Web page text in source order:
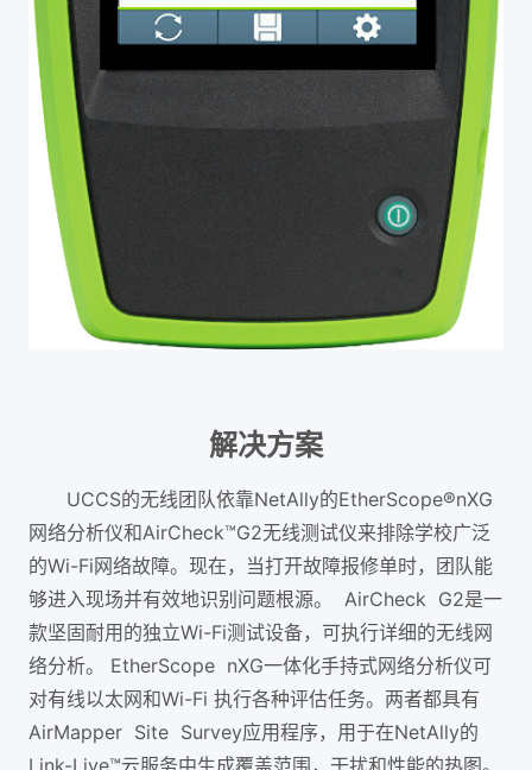
解决方案
UCCS的无线团队依靠NetAlly的EtherScope®nXG
网络分析仪和AirCheck™G2无线测试仪来排除学校广泛
的Wi-Fi网络故障。现在，当打开故障报修单时，团队能
够进入现场并有效地识别问题根源。 AirCheck G2是一
款坚固耐用的独立Wi-Fi测试设备，可执行详细的无线网
络分析。 EtherScope nXG一体化手持式网络分析仪可
对有线以太网和Wi-Fi 执行各种评估任务。两者都具有
AirMapper Site Survey应用程序，用于在NetAlly的
Link-Live™云服务中生成覆盖范围，干扰和性能的热图。